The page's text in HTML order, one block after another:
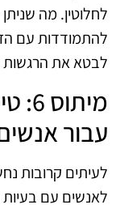
לחלוטין. מה
להתמודדות עם
לבטא את הרגשות
עבור
לעיתים קרובות
לאנשים עם